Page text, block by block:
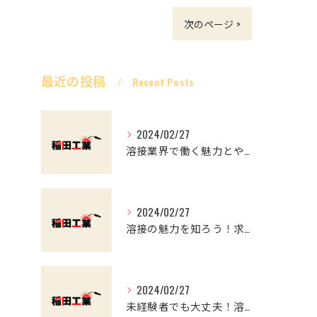
次のページ >
最近の投稿 Recent Posts
2024/02/27
溶接業界で働く魅力とやりがい マイナスイメージを覆す
2024/02/27
溶接の魅力を知ろう！求職者必見の溶接工事のススメ
2024/02/27
未経験者でも大丈夫！溶接業界で働くやりがいと魅力